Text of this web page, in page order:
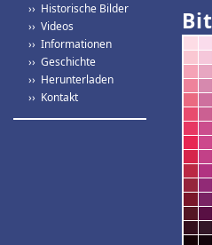
›› Historische Bilder
›› Videos
›› Informationen
›› Geschichte
›› Herunterladen
›› Kontakt